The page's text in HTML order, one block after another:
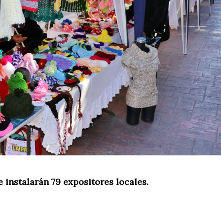
instalarán 79 expositores locales.